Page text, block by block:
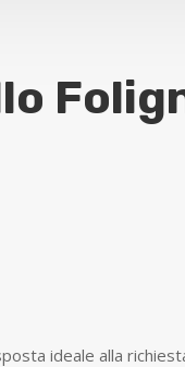
ideale alla